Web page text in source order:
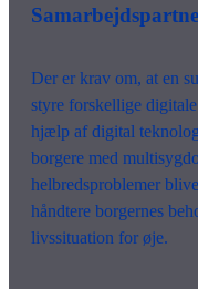
Der er krav om, at en
styre forskellige
hjælp af digital
borgere med
helbredsproblemer
håndtere borgernes
livssituation for øje.